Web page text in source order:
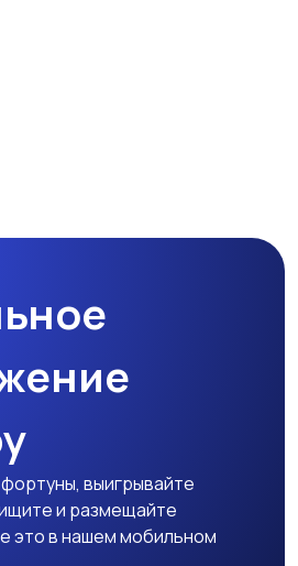
выигрывайте
и размещайте
это в нашем мобильном